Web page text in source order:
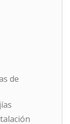
de